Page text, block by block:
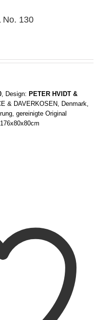
No. 130
, Design: PETER HVIDT &
& DAVERKOSEN, Denmark,
gereinigte Original